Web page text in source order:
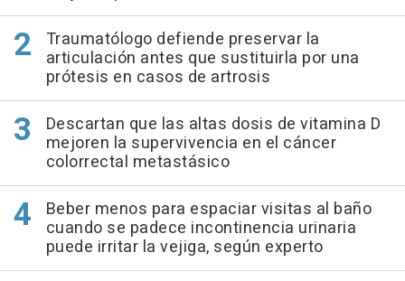
Traumatólogo defiende preservar la
articulación antes que sustituirla por una
prótesis en casos de artrosis
Descartan que las altas dosis de vitamina D
mejoren la supervivencia en el cáncer
colorrectal metastásico
Beber menos para espaciar visitas al baño
cuando se padece incontinencia urinaria
puede irritar la vejiga, según experto